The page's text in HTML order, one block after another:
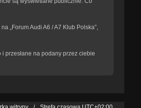
„Forum Audi A6 / A7 Klub Polska”,
przesłane na podany przez ciebie